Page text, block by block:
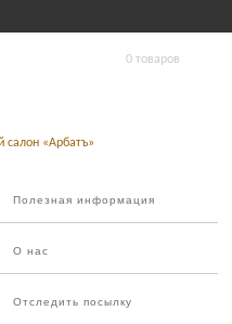
0 товаров
Полезная информация
О нас
Отследить посылку